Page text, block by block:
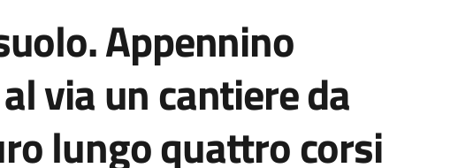
Appennino
via un cantiere da
lungo quattro corsi